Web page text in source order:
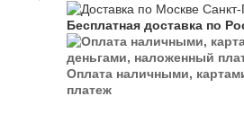
Бесплатная доставка по
Оплата наличными,
платеж